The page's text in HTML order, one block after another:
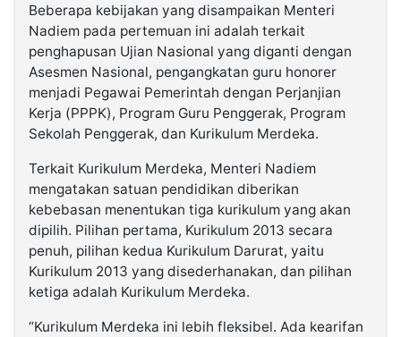
Beberapa kebijakan yang disampaikan Menteri
Nadiem pada pertemuan ini adalah terkait
penghapusan Ujian Nasional yang diganti dengan
Asesmen Nasional, pengangkatan guru honorer
menjadi Pegawai Pemerintah dengan Perjanjian
Kerja (PPPK), Program Guru Penggerak, Program
Sekolah Penggerak, dan Kurikulum Merdeka.
Terkait Kurikulum Merdeka, Menteri Nadiem
mengatakan satuan pendidikan diberikan
kebebasan menentukan tiga kurikulum yang akan
dipilih. Pilihan pertama, Kurikulum 2013 secara
penuh, pilihan kedua Kurikulum Darurat, yaitu
Kurikulum 2013 yang disederhanakan, dan pilihan
ketiga adalah Kurikulum Merdeka.
“Kurikulum Merdeka ini lebih fleksibel. Ada kearifan